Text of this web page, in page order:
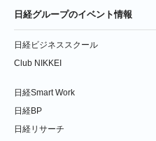
日経グループのイベント情報
日経ビジネススクール
Club NIKKEI
日経Smart Work
日経BP
日経リサーチ